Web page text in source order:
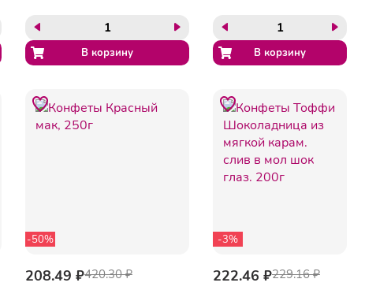
-50%
208.49 ₽420.30 ₽
-3%
222.46 ₽229.16 ₽